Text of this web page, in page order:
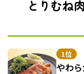
とりむね
1位
やわ